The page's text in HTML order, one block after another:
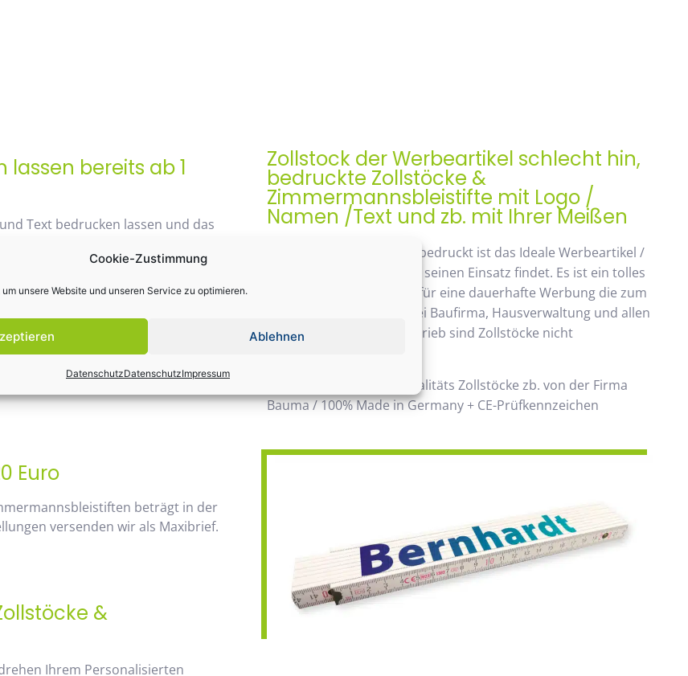
Cookie-Zustimmung
unsere Website und unseren Service zu optimieren.
Ablehnen
DatenschutzDatenschutzImpressum
bereits ab 1
Text bedrucken lassen und das
unserem
Mengenrabatt profitieren. Die
Sie sofort anhand der
Euro
beträgt in der
versenden wir als Maxibrief.
&
Ihrem Personalisierten
Zollstock der Werbeartikel schlecht hin,
bedruckte Zollstöcke &
Zimmermannsbleistifte mit Logo /
Namen /Text und zb. mit Ihrer Meißen
Der Zollstock, Meterstab bedruckt ist das Ideale Werbeartikel /
Werbegeschenk der auch seinen Einsatz findet. Es ist ein tolles
& praktisches Geschenk, für eine dauerhafte Werbung die zum
Einsatz kommt. Beliebt bei Baufirma, Hausverwaltung und allen
möglichen Handwerksbetrieb sind Zollstöcke nicht
Daher wir verwenden Qualitäts Zollstöcke zb. von der Firma
Bauma / 100% Made in Germany + CE-Prüfkennzeichen